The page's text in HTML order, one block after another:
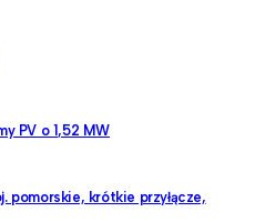
PV o 1,52 MW
pomorskie, krótkie przyłącze,